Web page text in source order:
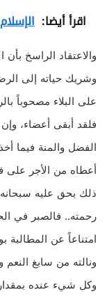
اقرأ أيضا:
والاعتقاد الراسخ
وشريك حياته إلى
على البلاء مصحوباً
فلقد أبقى أعضاء،
الفضل والمنة فيما
أعطاه من الأجر على
ذلك بحق عليه
رحمته.. فالصبر في
امتناعاً عن
ونالته من سابغ
وكل شيء عنده